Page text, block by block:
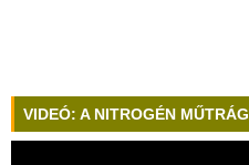
VIDEÓ: A NITROGÉN